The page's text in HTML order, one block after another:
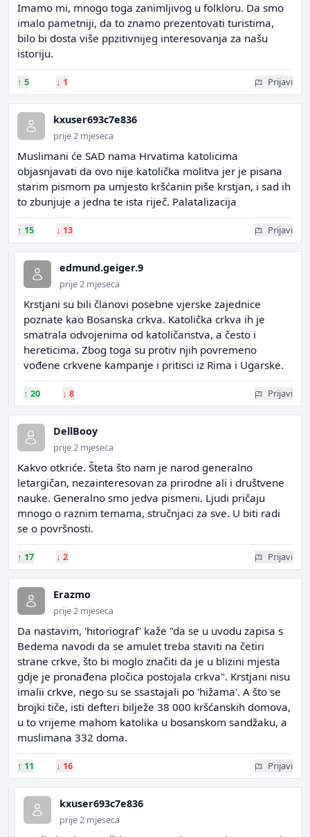
Imamo mi, mnogo toga zanimljivog u folkloru. Da smo
imalo pametniji, da to znamo prezentovati turistima,
bilo bi dosta više ppzitivnijeg interesovanja za našu
istoriju.
↑ 5 ↓ 1 Prijavi
kxuser693c7e836
prije 2 mjeseca
Muslimani će SAD nama Hrvatima katolicima
objasnjavati da ovo nije katolička molitva jer je pisana
starim pismom pa umjesto kršćanin piše krstjan, i sad ih
to zbunjuje a jedna te ista riječ. Palatalizacija
↑ 15 ↓ 13 Prijavi
edmund.geiger.9
prije 2 mjeseca
Krstjani su bili članovi posebne vjerske zajednice
poznate kao Bosanska crkva. Katolička crkva ih je
smatrala odvojenima od katoličanstva, a često i
hereticima. Zbog toga su protiv njih povremeno
vođene crkvene kampanje i pritisci iz Rima i Ugarske.
↑ 20 ↓ 8 Prijavi
DellBooy
prije 2 mjeseca
Kakvo otkriće. Šteta što nam je narod generalno
letargičan, nezainteresovan za prirodne ali i društvene
nauke. Generalno smo jedva pismeni. Ljudi pričaju
mnogo o raznim temama, stručnjaci za sve. U biti radi
se o površnosti.
↑ 17 ↓ 2 Prijavi
Erazmo
prije 2 mjeseca
Da nastavim, 'hitoriograf' kaže "da se u uvodu zapisa s
Bedema navodi da se amulet treba staviti na četiri
strane crkve, što bi moglo značiti da je u blizini mjesta
gdje je pronađena pločica postojala crkva". Krstjani nisu
imalii crkve, nego su se ssastajali po 'hižama'. A što se
brojki tiče, isti defteri bilježe 38 000 kršćanskih domova,
u to vrijeme mahom katolika u bosanskom sandžaku, a
muslimana 332 doma.
↑ 11 ↓ 16 Prijavi
kxuser693c7e836
prije 2 mjeseca